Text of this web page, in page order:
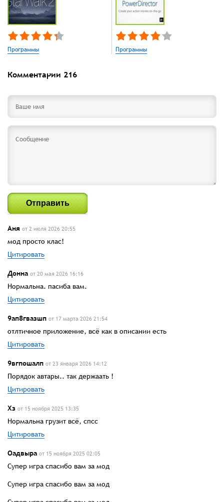
Программы Программы
Комментарии 216
Отправить
Аня от 2 июля 2026 20:55
мод просто клас!
Цитировать
Донна от 20 мая 2026 16:16
Нормальна. пасиба вам.
Цитировать
9ап8гвазшп от 17 марта 2026 21:54
отлтичное приложение, всё как в описании есть
Цитировать
9вгпошалп от 23 января 2026 14:12
Порядок автары.. так держаать !
Цитировать
Хз от 15 ноября 2025 13:35
Нормальна грузит всё, спсс
Цитировать
Оадвыра от 15 ноября 2025 02:05
Супер игра спасибо вам за мод
Супер игра спасибо вам за мод